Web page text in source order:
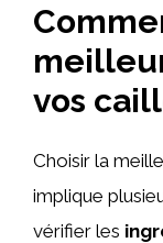
vos
Choisir la
implique
vérifier les